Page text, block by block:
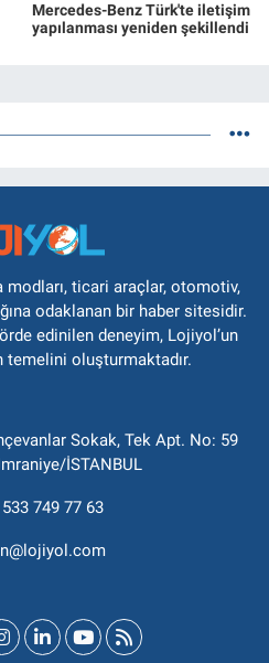
Mercedes-Benz Türk'te iletişim
yapılanması yeniden şekillendi
ticari araçlar, otomotiv,
odaklanan bir haber sitesidir.
edinilen deneyim, Lojiyol’un
temelini oluşturmaktadır.
Sokak, Tek Apt. No: 59
İSTANBUL
749 77 63